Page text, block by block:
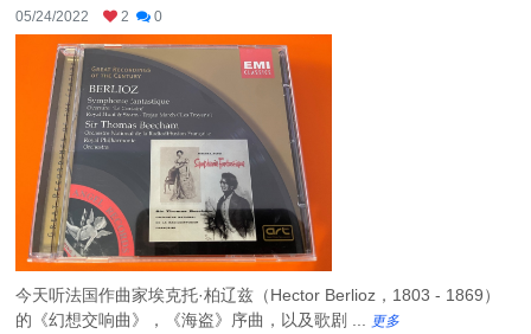
05/24/2022 2 0
今天听法国作曲家埃克托·柏辽兹（Hector Berlioz，1803 - 1869）
的《幻想交响曲》，《海盗》序曲，以及歌剧 ...
更多